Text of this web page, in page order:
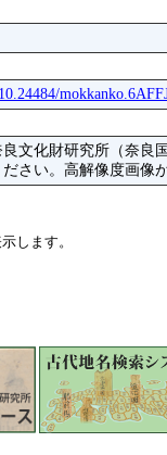
文化財研究所（奈良
さい。高解像度画像
します。